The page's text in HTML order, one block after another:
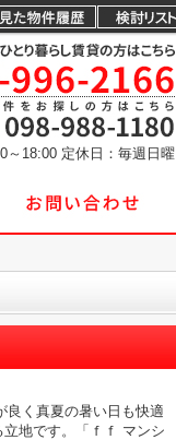
～18:00 定休日：毎週日曜
良く真夏の暑い日も快適
地です。「ｆｆ マンシ